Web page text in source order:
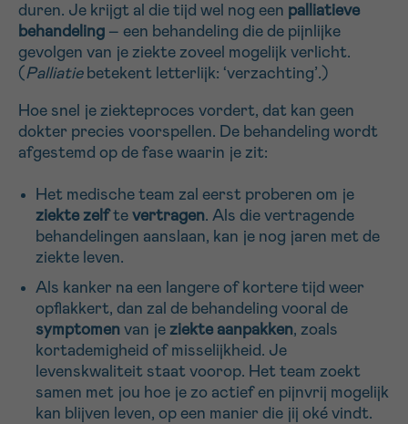
duren. Je krijgt al die tijd wel nog een palliatieve
behandeling – een behandeling die de pijnlijke
gevolgen van je ziekte zoveel mogelijk verlicht.
( Palliatiebetekent letterlijk: ‘verzachting’.)
Hoe snel je ziekteproces vordert, dat kan geen
dokter precies voorspellen. De behandeling wordt
afgestemd op de fase waarin je zit:
Het medische team zal eerst proberen om je
ziekte zelfte vertragen. Als die vertragende
behandelingen aanslaan, kan je nog jaren met de
ziekte leven.
Als kanker na een langere of kortere tijd weer
opflakkert, dan zal de behandeling vooral de
symptomen van je ziekte aanpakken, zoals
kortademigheid of misselijkheid. Je
levenskwaliteit staat voorop. Het team zoekt
samen met jou hoe je zo actief en pijnvrij mogelijk
kan blijven leven, op een manier die jij oké vindt.
Sturen